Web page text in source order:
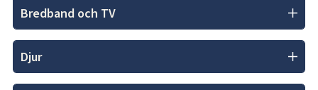
Bredband och TV
Djur